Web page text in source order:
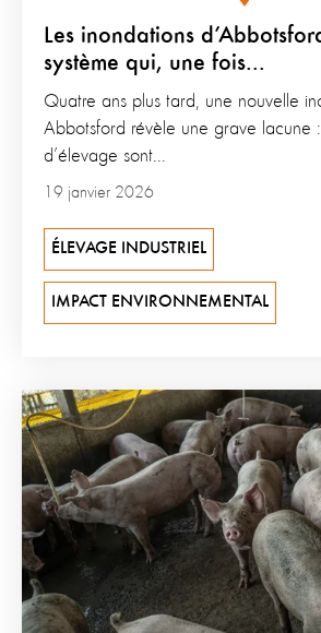
Les inondations
système qui, une fois...
19 janvier 2026
Quatre ans plus tard, une nouvelle
Abbotsford révèle une grave lacune
d’élevage sont...
ÉLEVAGE INDUSTRIEL
IMPACT ENVIRONNEMENTAL